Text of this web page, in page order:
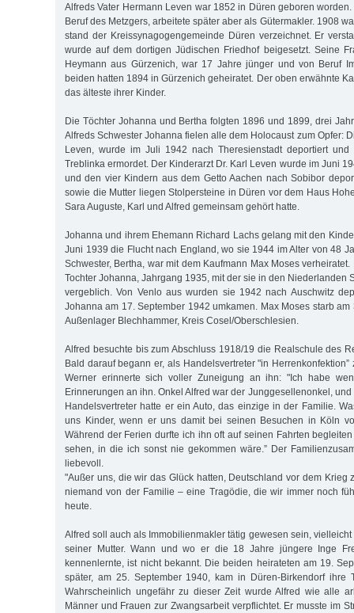
Alfreds Vater Hermann Leven war 1852 in Düren geboren
Beruf des Metzgers, arbeitete später aber als Gütermakler. 1908
stand der Kreissynagogengemeinde Düren verzeichnet. Er
wurde auf dem dortigen Jüdischen Friedhof beigesetzt. Seine
Heymann aus Gürzenich, war 17 Jahre jünger und von Beruf
beiden hatten 1894 in Gürzenich geheiratet. Der oben erwähnte
das älteste ihrer Kinder.
Die Töchter Johanna und Bertha folgten 1896 und 1899, drei
Alfreds Schwester Johanna fielen alle dem Holocaust zum Opfer:
Leven, wurde im Juli 1942 nach Theresienstadt deportiert
Treblinka ermordet. Der Kinderarzt Dr. Karl Leven wurde im Juni
und den vier Kindern aus dem Getto Aachen nach Sobibor
sowie die Mutter liegen Stolpersteine in Düren vor dem Haus
Sara Auguste, Karl und Alfred gemeinsam gehört hatte.
Johanna und ihrem Ehemann Richard Lachs gelang mit den
Juni 1939 die Flucht nach England, wo sie 1944 im Alter von 48
Schwester, Bertha, war mit dem Kaufmann Max Moses
Tochter Johanna, Jahrgang 1935, mit der sie in den Niederlanden
vergeblich. Von Venlo aus wurden sie 1942 nach Auschwitz
Johanna am 17. September 1942 umkamen. Max Moses starb
Außenlager Blech­ham­mer, Kreis Cosel/Oberschlesien.
Alfred besuchte bis zum Abschluss 1918/19 die Realschule des
Bald darauf begann er, als Handelsvertreter "in
Werner erinnerte sich voller Zuneigung an ihn: "Ich habe
Erinnerungen an ihn. Onkel Alfred war der Junggesellenonkel, und
Handelsvertreter hatte er ein Auto, das einzige in der Familie.
uns Kinder, wenn er uns damit bei seinen Besuchen in Köln
Während der Ferien durfte ich ihn oft auf seinen Fahrten
sehen, in die ich sonst nie gekommen wäre.” Der
liebevoll.
"Außer uns, die wir das Glück hatten, Deutschland vor dem Krieg
niemand von der Familie – eine Tragödie, die wir immer noch
heute.
Alfred soll auch als Immobilienmakler tätig gewesen sein,
seiner Mutter. Wann und wo er die 18 Jahre jüngere Inge
kennenlernte, ist nicht bekannt. Die beiden heirateten am 19.
später, am 25. September 1940, kam in Düren-Birkendorf ihre
Wahrscheinlich ungefähr zu dieser Zeit wurde Alfred wie alle
Männer und Frauen zur Zwangsarbeit verpflichtet. Er musste im